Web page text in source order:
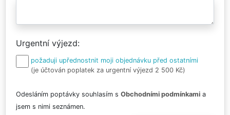
Urgentní výjezd
požaduji upřednostnit moji objednávku před ostatními
(je účtován poplatek za urgentní výjezd 2 500 Kč)
Odesláním poptávky souhlasím s Obchodními podmínkami a
jsem s nimi seznámen.